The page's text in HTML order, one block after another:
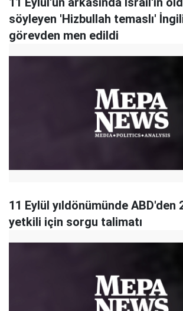
söyleyen 'Hizbullah temaslı'
görevden men edildi
11 Eylül yıldönümünde ABD'den
yetkili için sorgu talimatı